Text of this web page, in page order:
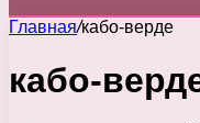
Главная/кабо-верде
кабо-